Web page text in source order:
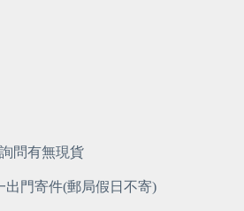
問有無現貨
出門寄件(郵局假日不寄)